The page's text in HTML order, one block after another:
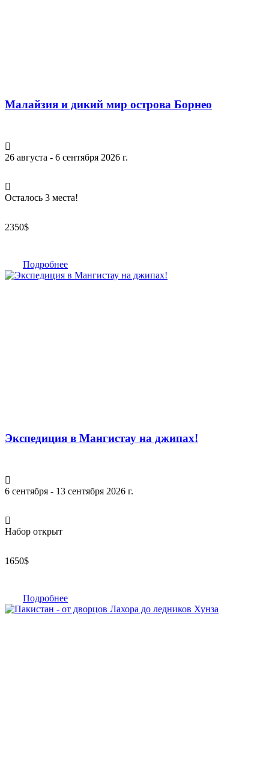
Малайзия и дикий мир острова Борнео
26 августа - 6 сентября 2026 г.
Осталось 3 места!
2350$
Подробнее
Экспедиция в Мангистау на джипах!
6 сентября - 13 сентября 2026 г.
Набор открыт
1650$
Подробнее